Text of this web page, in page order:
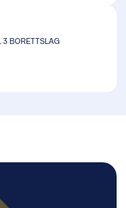
3 BORETTSLAG